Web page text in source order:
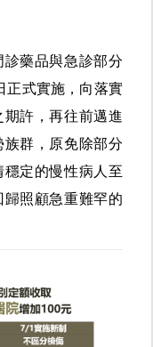
藥品與急診部分
正式實施，向落實
許，再往前邁進
群，原免除部分
定的慢性病人至
照顧急重難罕的